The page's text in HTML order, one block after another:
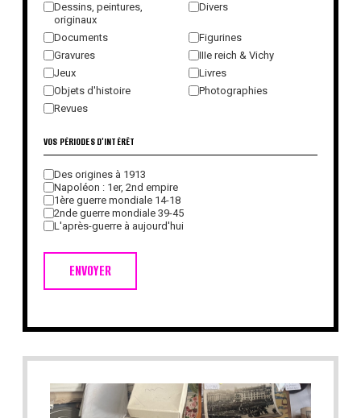
Dessins, peintures,
originaux
Divers
Documents
Figurines
Gravures
IIIe reich & Vichy
Jeux
Livres
Objets d'histoire
Photographies
Revues
ENVOYER
VOS PÉRIODES D'INTÉRÊT
Des origines à 1913
Napoléon : 1er, 2nd empire
1ère guerre mondiale 14-18
2nde guerre mondiale 39-45
L'après-guerre à aujourd'hui